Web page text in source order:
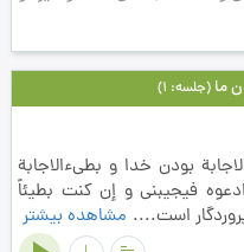
ما (جلسه: 1)
بودن خدا و بطيءالاجابة
فيجيبني و إن كنت بطيئاً
مشاهده بیشتر